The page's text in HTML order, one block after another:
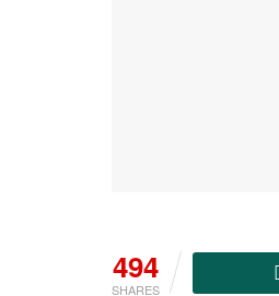
494
SHARES